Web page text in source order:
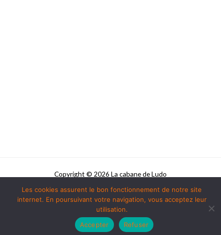
Copyright © 2026 La cabane de Ludo
Powered by La cabane de Ludo
Les cookies assurent le bon fonctionnement de notre site
internet. En poursuivant votre navigation, vous acceptez leur
utilisation.
Accepter
Refuser